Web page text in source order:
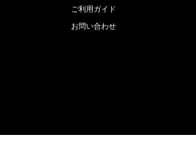
ご利用ガイド
お問い合わせ